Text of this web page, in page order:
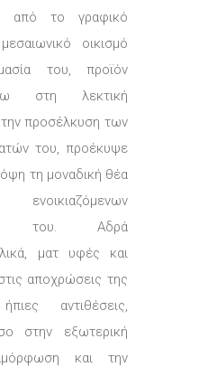
από το γραφικό
οικισμό
του, προϊόν
στη λεκτική
την προσέλκυση των
του, προέκυψε
τη μοναδική θέα
του. Αδρά
ματ υφές και
αποχρώσεις της
αντιθέσεις,
στην εξωτερική
και την